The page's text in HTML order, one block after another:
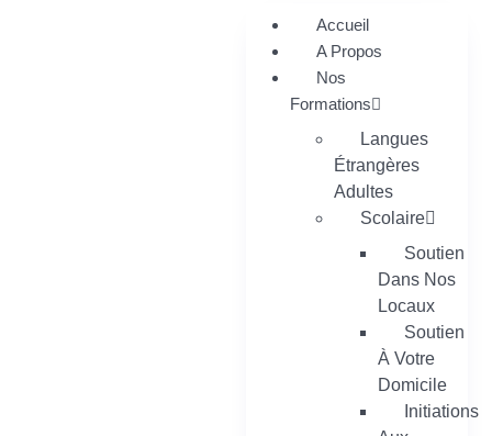
Accueil
A Propos
Nos
Formations
Langues
Étrangères
Adultes
Scolaire
Soutien
Dans Nos
Locaux
Soutien
À Votre
Domicile
Initiations